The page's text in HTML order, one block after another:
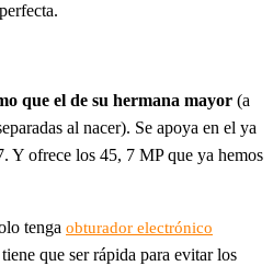
que el de su hermana mayor (a
al nacer). Se apoya en el ya
Y ofrece los 45, 7 MP que ya hemos
tenga obturador electrónico
que ser rápida para evitar los